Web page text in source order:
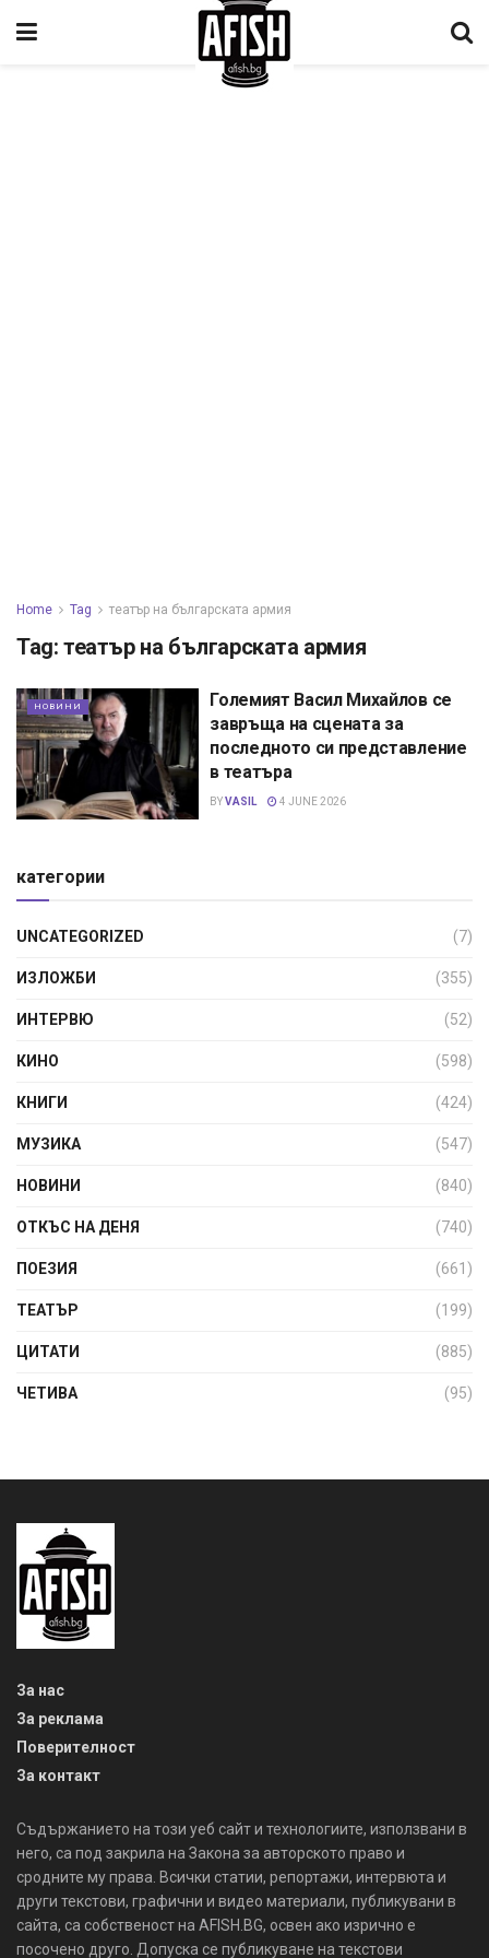
Home Tag театър на българската армия
Tag: театър на българската армия
НОВИНИ
Големият Васил Михайлов се
завръща на сцената за
последното си представление
в театъра
BYVASIL 4 JUNE 2026
категории
UNCATEGORIZED (7)
ИЗЛОЖБИ (355)
ИНТЕРВЮ (52)
КИНО (598)
КНИГИ (424)
МУЗИКА (547)
НОВИНИ (840)
ОТКЪС НА ДЕНЯ (740)
ПОЕЗИЯ (661)
ТЕАТЪР (199)
ЦИТАТИ (885)
ЧЕТИВА (95)
За нас
За реклама
Поверителност
За контакт
Съдържанието на този уеб сайт и технологиите, използвани в
него, са под закрила на Закона за авторското право и
сродните му права. Всички статии, репортажи, интервюта и
други текстови, графични и видео материали, публикувани в
сайта, са собственост на AFISH.BG, освен ако изрично е
посочено друго. Допуска се публикуване на текстови